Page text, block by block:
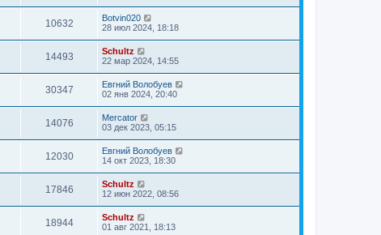
10632
Botvin020
28 июл 2024, 18:18
14493
Schultz
22 мар 2024, 14:55
30347
Евгний Волобуев
02 янв 2024, 20:40
14076
Mercator
03 дек 2023, 05:15
12030
Евгний Волобуев
14 окт 2023, 18:30
17846
Schultz
12 июн 2022, 08:56
18944
Schultz
01 авг 2021, 18:13